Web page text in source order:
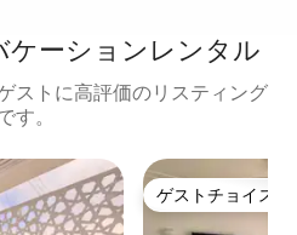
ケーションレンタル
ストに高評価のリスティング
す。
ゲストチョイス
ゲストチョイス